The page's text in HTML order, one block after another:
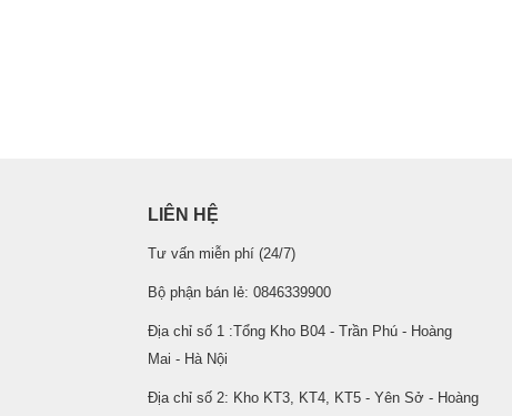
LIÊN HỆ
Tư vấn miễn phí (24/7)
Bộ phận bán lẻ: 0846339900
Địa chỉ số 1 :Tổng Kho B04 - Trần Phú - Hoàng
Mai - Hà Nội
Địa chỉ số 2: Kho KT3, KT4, KT5 - Yên Sở - Hoàng